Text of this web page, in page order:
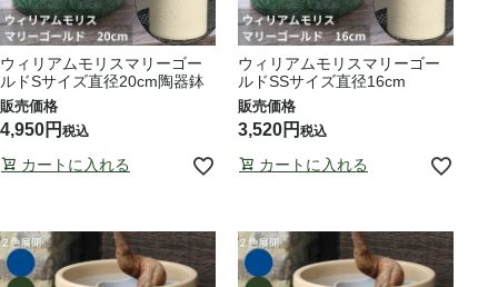
ウィリアムモリスマリーゴー
ルドSサイズ直径20cm陶器鉢
4,950 税込
カートに入れる
ウィリアムモリスマリーゴー
ルドSSサイズ直径16cm
3,520 税込
カートに入れる